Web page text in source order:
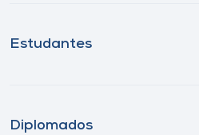
Estudantes
Diplomados